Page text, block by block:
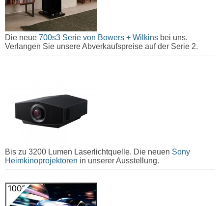
Die neue 700s3 Serie von Bowers + Wilkins bei uns.
Verlangen Sie unsere Abverkaufspreise auf der Serie 2.
Bis zu 3200 Lumen Laserlichtquelle. Die neuen Sony
Heimkinoprojektoren in unserer Ausstellung.